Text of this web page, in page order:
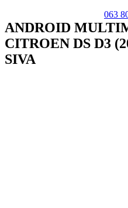
063
ANDROID
CITROEN DS D3
SIVA